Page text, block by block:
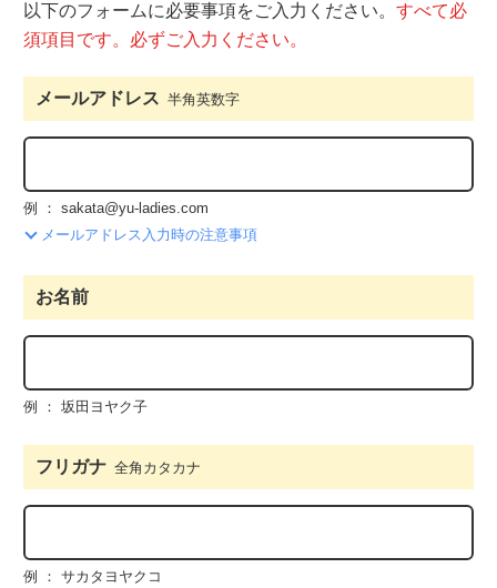
以下のフォームに必要事項をご入力ください。 すべて必
須項目です。必ずご入力ください。
メールアドレス 半角英数字
例 ： sakata@yu-ladies.com
メールアドレス入力時の注意事項
お名前
例 ： 坂田ヨヤク子
フリガナ 全角カタカナ
例 ： サカタヨヤクコ